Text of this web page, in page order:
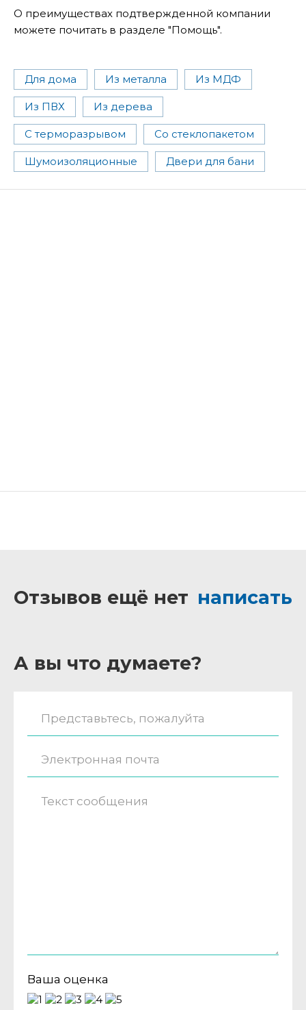
О преимуществах подтвержденной компании
можете почитать в разделе "Помощь".
Для дома Из металла Из МДФ
Из ПВХ Из дерева
С терморазрывом Со стеклопакетом
Шумоизоляционные Двери для бани
Отзывов ещё нет написать
А вы что думаете?
Ваша оценка